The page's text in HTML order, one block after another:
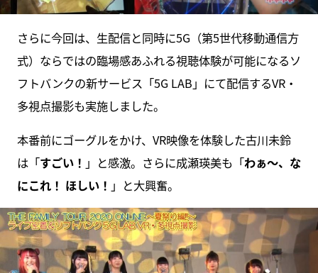
さらに今回は、生配信と同時に5G（第5世代移動通信方
式）ならではの臨場感あふれる視聴体験が可能になるソ
フトバンクの新サービス「5G LAB」にて配信するVR・
多視点撮影も実施しました。
本番前にゴーグルをかけ、VR映像を体験した古川未鈴
は「すごい！ 」と感激。さらに成瀬瑛美も「わぁ～、な
にこれ！ ほしい！ 」と大興奮。